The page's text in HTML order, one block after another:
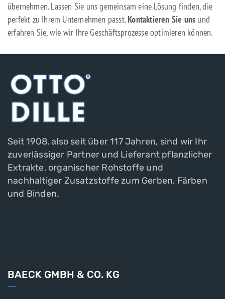
übernehmen. Lassen Sie uns gemeinsam eine Lösung finden, die
perfekt zu Ihrem Unternehmen passt.Kontaktieren Sie uns und
erfahren Sie, wie wir Ihre Geschäftsprozesse optimieren können.
Seit 1908, also seit über 117 Jahren, sind wir Ihr
zuverlässiger Partner und Lieferant pflanzlicher
Extrakte, organischer Rohstoffe und
nachhaltiger Zusatzstoffe zum Gerben, Färben
und Binden.
BAECK GMBH & CO. KG